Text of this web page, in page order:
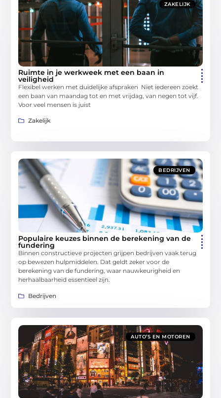
ZAKELIJK
Ruimte in je werkweek met een baan in
veiligheid
Flexibel werken met duidelijke afspraken Niet iedereen zoekt
een baan van maandag tot en met vrijdag, van negen tot vijf.
Voor veel mensen is juist
Zakelijk
BEDRIJVEN
Populaire keuzes binnen de berekening van de
fundering
Binnen constructieve projecten grijpen bedrijven vaak terug
op bewezen hulpmiddelen. Dat geldt zeker voor de
berekening van de fundering, waar nauwkeurigheid en
herhaalbaarheid essentieel zijn.
Bedrijven
AUTO’S EN MOTOREN